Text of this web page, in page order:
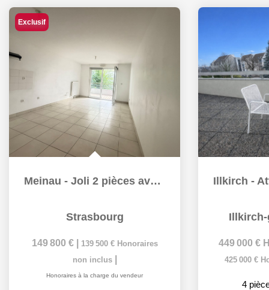
Exclusif
Meinau - Joli 2 pièces avec balcon
Strasbourg
149 800 € 139 500 € Honoraires
non inclus
Honoraires à la charge du vendeur
449 000 €
425 000 €
4